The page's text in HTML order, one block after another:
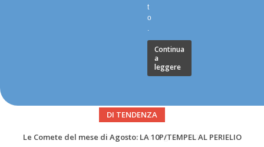
t
o
.
Continua
a
leggere
DI TENDENZA
Asteroidi del mese Agosto 2026